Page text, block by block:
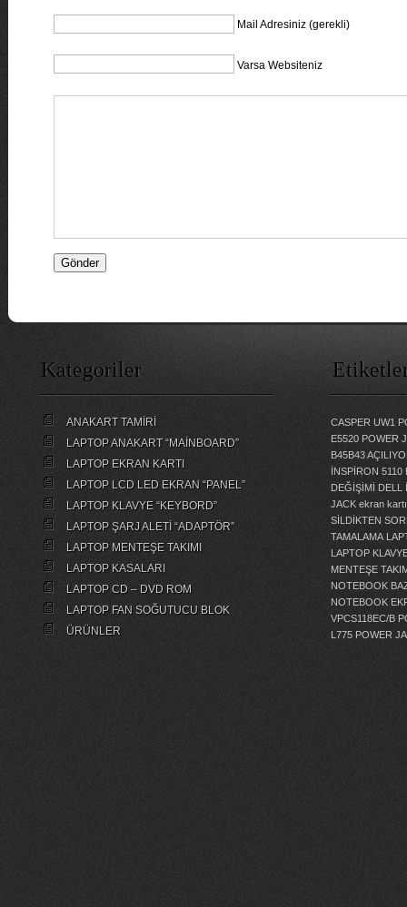
Mail Adresiniz (gerekli)
Varsa Websiteniz
Kategoriler
ANAKART TAMİRİ
LAPTOP ANAKART “MAİNBOARD”
LAPTOP EKRAN KARTI
LAPTOP LCD LED EKRAN “PANEL”
LAPTOP KLAVYE “KEYBORD”
LAPTOP ŞARJ ALETİ “ADAPTÖR”
LAPTOP MENTEŞE TAKIMI
LAPTOP KASALARI
LAPTOP CD – DVD ROM
LAPTOP FAN SOĞUTUCU BLOK
ÜRÜNLER
CASPER UW1
E5520 POWER
B45B43
İNSPİRON
DEĞİŞİMİ
DELL
JACK ekran
SİLDİKTEN
TAMALAMA
LAPTOP
MENTEŞE
NOTEBOOK
NOTEBOOK
VPCS118EC/B
L775 POWER